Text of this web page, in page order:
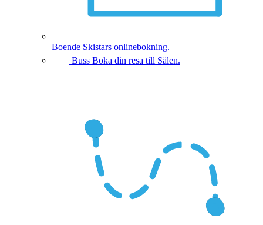
Boende Skistars onlinebokning.
Buss Boka din resa till Sälen.